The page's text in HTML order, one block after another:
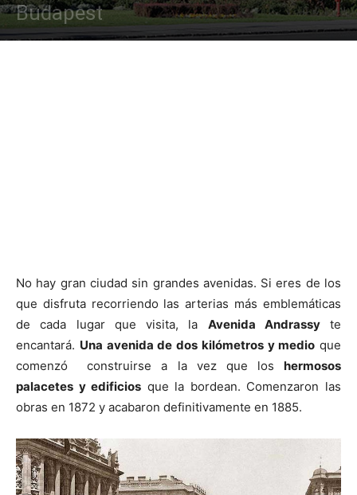
Budapest
No hay gran ciudad sin grandes avenidas. Si eres de los
que disfruta recorriendo las arterias más emblemáticas
de cada lugar que visita, la Avenida Andrassyte
encantará. Una avenida de dos kilómetros y medio que
comenzó construirse a la vez que los hermosos
palacetes y edificios que la bordean. Comenzaron las
obras en 1872 y acabaron definitivamente en 1885.